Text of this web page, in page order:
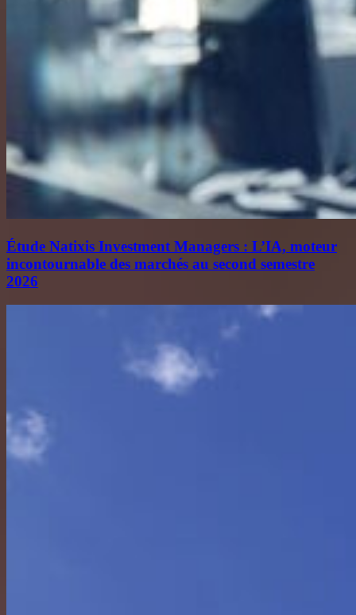
Étude Natixis Investment Managers : L’IA, moteur
incontournable des marchés au second semestre
2026